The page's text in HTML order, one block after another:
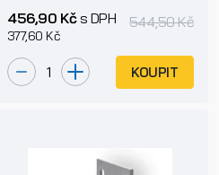
456,90 Kčs DPH
377,60 Kč
544,50 Kč
KOUPIT